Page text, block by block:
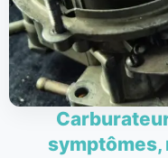
symptômes,